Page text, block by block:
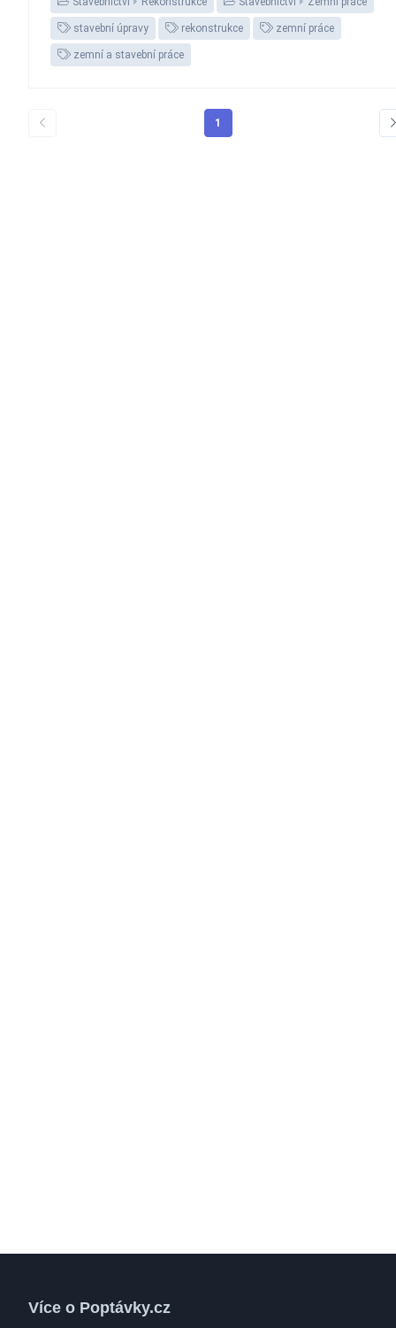
stavební úpravy rekonstrukce zemní práce
zemní a stavební práce
1
Více o Poptávky.cz